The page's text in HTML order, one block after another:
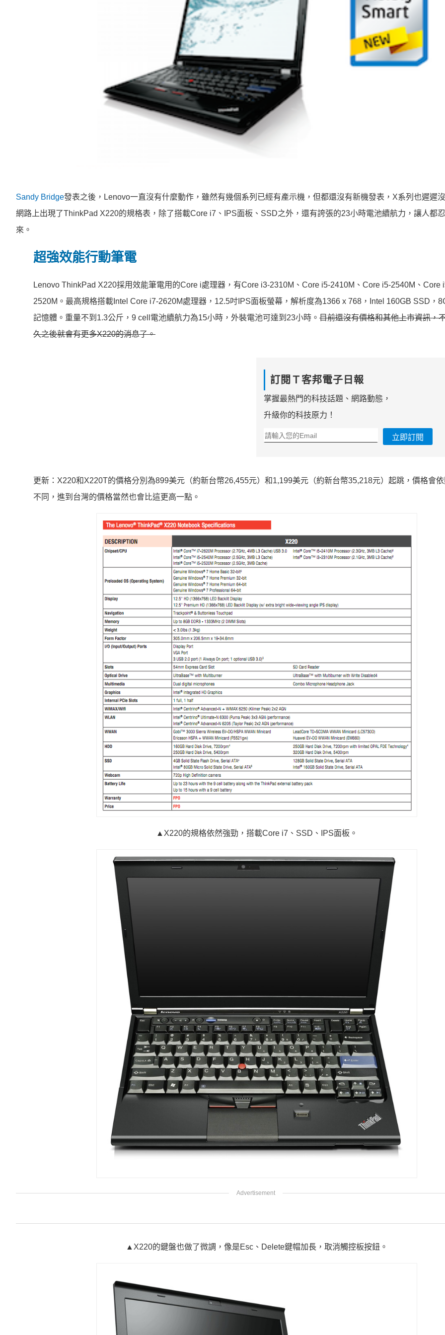
Sandy Bridge發表之後，Lenovo一直沒有什麼動作，雖然有幾個系列已經有產示機，但都還沒有新機發表，X系列也遲遲
網路上出現了ThinkPad X220的規格表，除了搭載Core i7、IPS面板、SSD之外，還有誇張的23小時電池續航力，讓人都
來。
超強效能行動筆電
Lenovo ThinkPad X220採用效能筆電用的Core i處理器，有Core i3-2310M、Core i5-2410M、Core i5-2540M、Core
2520M。最高規格搭載Intel Core i7-2620M處理器，12.5吋IPS面板螢幕，解析度為1366 x 768，Intel 160GB SSD，
記憶體。重量不到1.3公斤，9 cell電池續航力為15小時，外裝電池可達到23小時。 目前還沒有價格和其他上市資訊，
久之後就會有更多X220的消息了。
訂閱Ｔ客邦電子日報
掌握最熱門的科技話題、網路動態，
升級你的科技原力！
立即訂閱
更新：X220和X220T的價格分別為899美元（約新台幣26,455元）和1,199美元（約新台幣35,218元）起跳，價格會
不同，進到台灣的價格當然也會比這更高一點。
▲X220的規格依然強勁，搭載Core i7、SSD、IPS面板。
▲X220的鍵盤也做了微調，像是Esc、Delete鍵帽加長，取消觸控板按鈕。